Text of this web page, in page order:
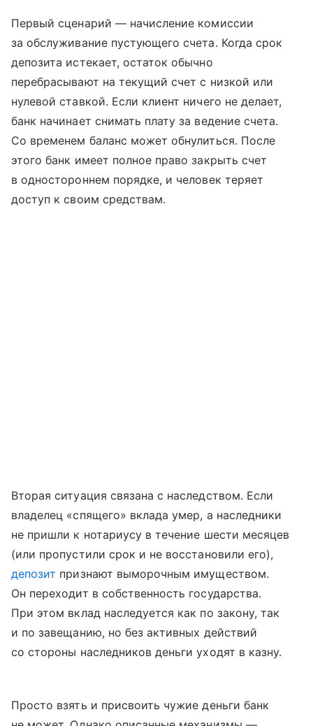
Первый сценарий — начисление комиссии
за обслуживание пустующего счета. Когда срок
депозита истекает, остаток обычно
перебрасывают на текущий счет с низкой или
нулевой ставкой. Если клиент ничего не делает,
банк начинает снимать плату за ведение счета.
Со временем баланс может обнулиться. После
этого банк имеет полное право закрыть счет
в одностороннем порядке, и человек теряет
доступ к своим средствам.
Вторая ситуация связана с наследством. Если
владелец «спящего» вклада умер, а наследники
не пришли к нотариусу в течение шести месяцев
(или пропустили срок и не восстановили его),
депозит признают выморочным имуществом.
Он переходит в собственность государства.
При этом вклад наследуется как по закону, так
и по завещанию, но без активных действий
со стороны наследников деньги уходят в казну.
Просто взять и присвоить чужие деньги банк